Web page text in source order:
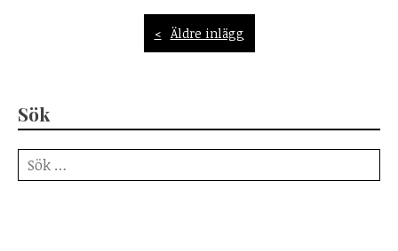
InläggsnavigeringÄldre inlägg
Sök
Sök
efter: